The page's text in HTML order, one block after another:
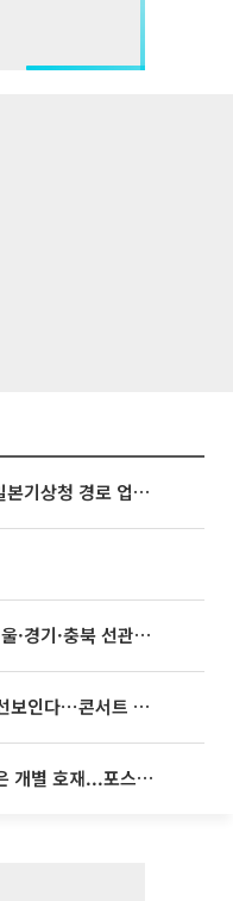
태풍 '돌핀' 오키나와 접근…일본기상청 경로 업데이트
선관위 등 추가 압수수색
빅뱅, 20주년 기념 '새 뱅봉' 선보인다⋯콘서트 앞두고 팝업 개최
[증시키워드] 반도체 충격 뚫은 개별 호재...포스코퓨처엠·에코프로·한화솔루션 '눈길'